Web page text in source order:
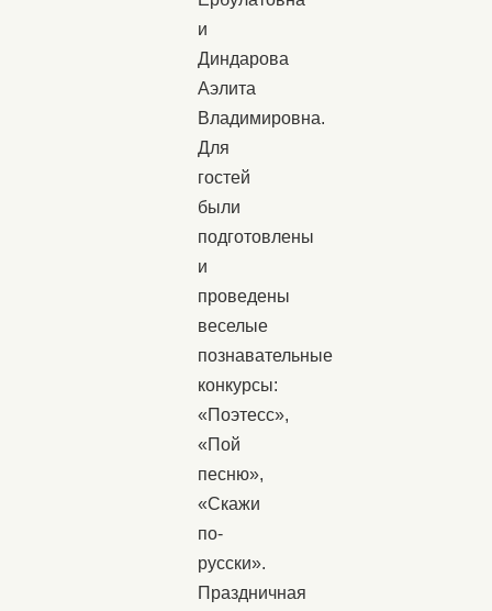
и
Диндарова
Аэлита
Владимировна.
Для
гостей
были
подготовлены
и
проведены
веселые
познавательные
конкурсы:
«Поэтесс»,
«Пой
песню»,
«Скажи
по-
русски».
Праздничная